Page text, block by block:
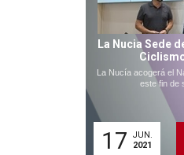
La Nucia Sede
La Nucía acogerá el
este fin de
17
JUN.
2021